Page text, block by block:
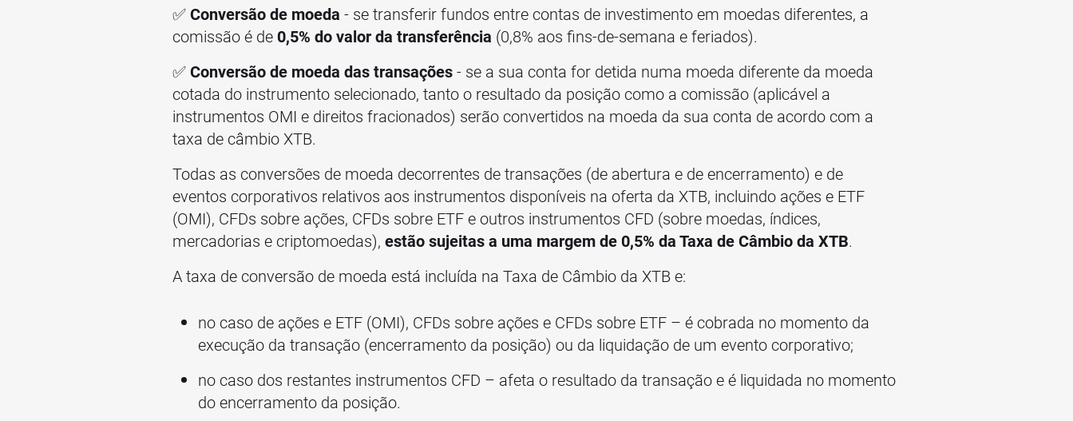
✅Conversão de moeda - se transferir fundos entre contas de investimento em moedas diferentes, a
comissão é de 0,5% do valor da transferência (0,8% aos fins-de-semana e feriados).
✅Conversão de moeda das transações- se a sua conta for detida numa moeda diferente da moeda
cotada do instrumento selecionado, tanto o resultado da posição como a comissão (aplicável a
instrumentos OMI e direitos fracionados) serão convertidos na moeda da sua conta de acordo com a
taxa de câmbio XTB.
Todas as conversões de moeda decorrentes de transações (de abertura e de encerramento) e de
eventos corporativos relativos aos instrumentos disponíveis na oferta da XTB, incluindo ações e ETF
(OMI), CFDs sobre ações, CFDs sobre ETF e outros instrumentos CFD (sobre moedas, índices,
mercadorias e criptomoedas), estão sujeitas a uma margem de 0,5% da Taxa de Câmbio da XTB.
A taxa de conversão de moeda está incluída na Taxa de Câmbio da XTB e:
no caso de ações e ETF (OMI), CFDs sobre ações e CFDs sobre ETF – é cobrada no momento da
execução da transação (encerramento da posição) ou da liquidação de um evento corporativo;
no caso dos restantes instrumentos CFD – afeta o resultado da transação e é liquidada no momento
do encerramento da posição.